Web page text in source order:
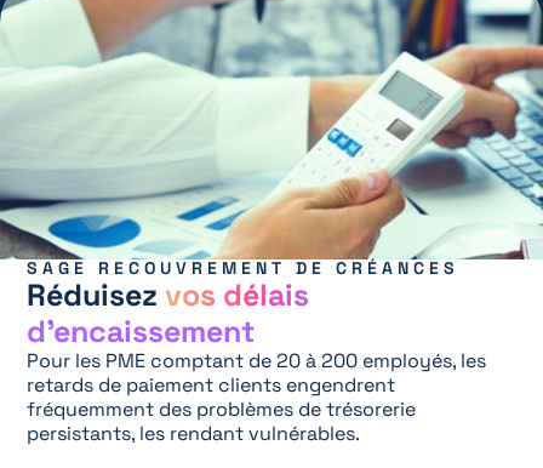
SAGE RECOUVREMENT DE CRÉANCES
Réduisez vos délais
d’encaissement
Pour les PME comptant de 20 à 200 employés, les
retards de paiement clients engendrent
fréquemment des problèmes de trésorerie
persistants, les rendant vulnérables.